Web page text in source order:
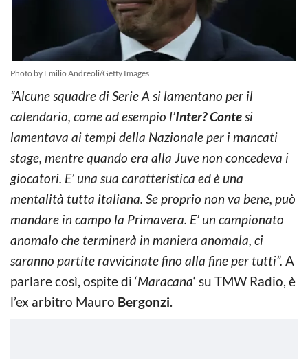
Photo by Emilio Andreoli/Getty Images
“Alcune squadre di Serie A si lamentano per il
calendario, come ad esempio l’Inter?Contesi
lamentava ai tempi della Nazionale per i mancati
stage, mentre quando era alla Juve non concedeva i
giocatori. E’ una sua caratteristica ed è una
mentalità tutta italiana. Se proprio non va bene, può
mandare in campo la Primavera. E’ un campionato
anomalo che terminerà in maniera anomala, ci
saranno partite ravvicinate fino alla fine per tutti”. A
parlare così, ospite di ‘Maracana‘ su TMW Radio, è
l’ex arbitro Mauro Bergonzi.